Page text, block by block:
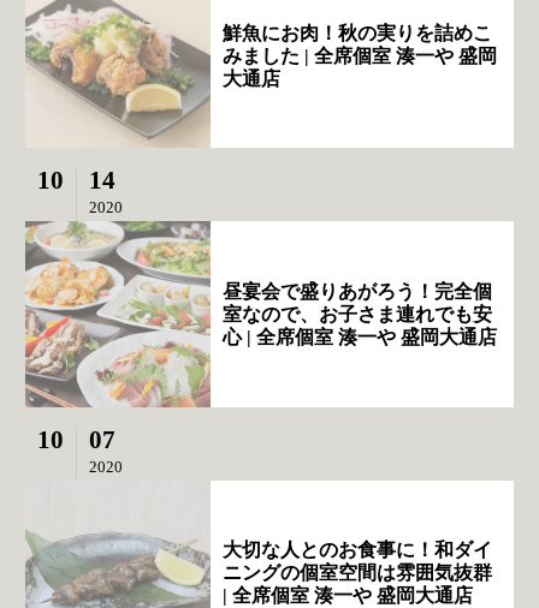
鮮魚にお肉！秋の実りを詰めこ
みました | 全席個室 湊一や 盛岡
大通店
10 14
2020
昼宴会で盛りあがろう！完全個
室なので、お子さま連れでも安
心 | 全席個室 湊一や 盛岡大通店
10 07
2020
大切な人とのお食事に！和ダイ
ニングの個室空間は雰囲気抜群
| 全席個室 湊一や 盛岡大通店